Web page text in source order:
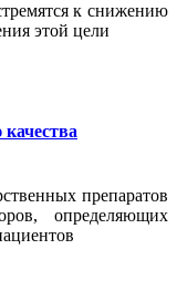
к снижению
этой цели
препаратов
определяющих